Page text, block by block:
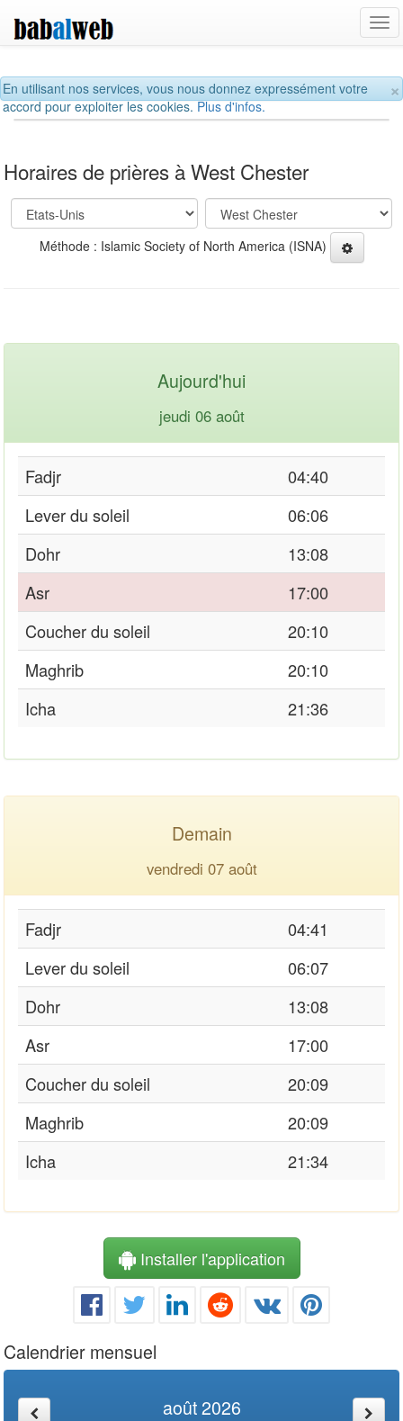
×
En utilisant nos services, vous nous donnez expressément votre
accord pour exploiter les cookies.Plus d'infos.
Horaires de prières à West Chester
Méthode : Islamic Society of North America (ISNA)
Aujourd'hui
jeudi 06 août
Fadjr
04:40
Lever du soleil
06:06
Dohr
13:08
Asr
17:00
Coucher du soleil
20:10
Maghrib
20:10
Icha
21:36
Demain
vendredi 07 août
Fadjr
04:41
Lever du soleil
06:07
Dohr
13:08
Asr
17:00
Coucher du soleil
20:09
Maghrib
20:09
Icha
21:34
Installer l'application
Calendrier mensuel
août 2026